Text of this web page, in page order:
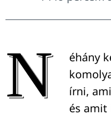
N
éhány
írni,
és amit